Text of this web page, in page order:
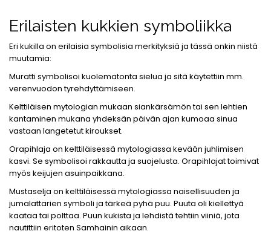
Erilaisten kukkien symboliikka
Eri kukilla on erilaisia symbolisia merkityksiä ja tässä onkin niistä
muutamia:
Muratti symbolisoi kuolematonta sielua ja sitä käytettiin mm.
verenvuodon tyrehdyttämiseen.
Kelttiläisen mytologian mukaan siankärsämön tai sen lehtien
kantaminen mukana yhdeksän päivän ajan kumoaa sinua
vastaan langetetut kiroukset.
Orapihlaja on kelttiläisessä mytologiassa kevään juhlimisen
kasvi. Se symbolisoi rakkautta ja suojelusta. Orapihlajat toimivat
myös keijujen asuinpaikkana.
Mustaselja on kelttiläisessä mytologiassa naisellisuuden ja
jumalattarien symboli ja tärkeä pyhä puu. Puuta oli kiellettyä
kaataa tai polttaa. Puun kukista ja lehdistä tehtiin viiniä, jota
nautittiin eritoten Samhainin aikaan.